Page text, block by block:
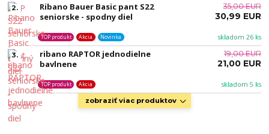
2.
Ribano Bauer Basic pant S22
seniorske - spodny diel
skladom 26 ks
TOP produkt Akcia Novinka
35,00 EUR
30,99 EUR
3.
ribano RAPTOR jednodielne
bavlnene
skladom 5 ks
TOP produkt Akcia
19,00 EUR
21,00 EUR
zobraziť viac produktov